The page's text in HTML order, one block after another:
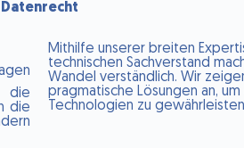
Datenrecht
die
die
Mithilfe unserer breiten
technischen Sachverstand
Wandel verständlich. Wir
pragmatische Lösungen an,
Technologien zu